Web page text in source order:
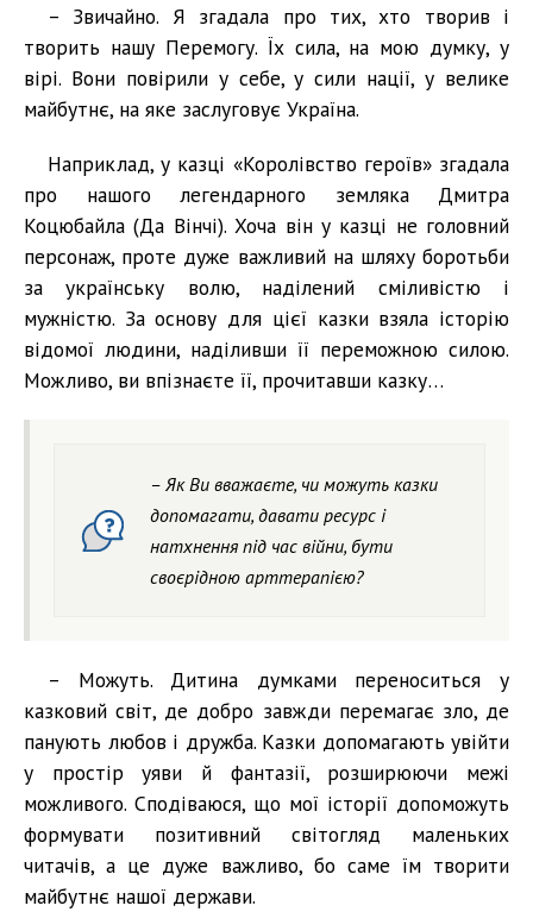
– Звичайно. Я згадала про тих, хто творив і
творить нашу Перемогу. Їх сила, на мою думку, у
вірі. Вони повірили у себе, у сили нації, у велике
майбутнє, на яке заслуговує Україна.
Наприклад, у казці «Королівство героїв» згадала
про нашого легендарного земляка Дмитра
Коцюбайла (Да Вінчі). Хоча він у казці не головний
персонаж, проте дуже важливий на шляху боротьби
за українську волю, наділений сміливістю і
мужністю. За основу для цієї казки взяла історію
відомої людини, наділивши її переможною силою.
Можливо, ви впізнаєте її, прочитавши казку…
– Як Ви вважаєте, чи можуть казки
допомагати, давати ресурс і
натхнення під час війни, бути
своєрідною арттерапією?
– Можуть. Дитина думками переноситься у
казковий світ, де добро завжди перемагає зло, де
панують любов і дружба. Казки допомагають увійти
у простір уяви й фантазії, розширюючи межі
можливого. Сподіваюся, що мої історії допоможуть
формувати позитивний світогляд маленьких
читачів, а це дуже важливо, бо саме їм творити
майбутнє нашої держави.